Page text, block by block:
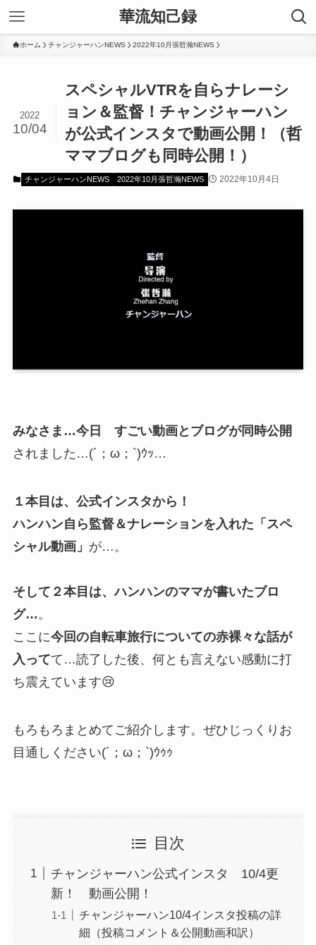
華流知己録
ホーム チャンジャーハンNEWS 2022年10月張哲瀚NEWS
スペシャルVTRを自らナレーシ
ョン＆監督！チャンジャーハン
が公式インスタで動画公開！（哲
ママブログも同時公開！）
2022
10/04
チャンジャーハンNEWS 2022年10月張哲瀚NEWS 2022年10月4日
みなさま…今日 すごい動画とブログが同時公開
されました…(´；ω；`)ｳｯ…
１本目は、公式インスタから！
ハンハン自ら監督＆ナレーションを入れた「スペ
シャル動画」 が…。
そして２本目は、ハンハンのママが書いたブロ
グ…。
ここに今回の自転車旅行についての赤裸々な話が
入ってて…読了した後、何とも言えない感動に打
ち震えています😢
もろもろまとめてご紹介します。ぜひじっくりお
目通しください(´；ω；`)ｳｩｩ
目次
チャンジャーハン公式インスタ 10/4更
新！ 動画公開！
チャンジャーハン10/4インスタ投稿の詳
細（投稿コメント＆公開動画和訳）